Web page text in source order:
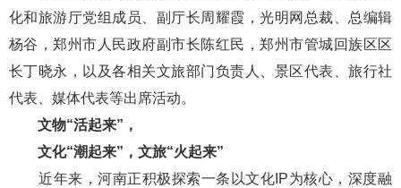
化和旅游厅党组成员、副厅长周耀霞，光明网总裁、总编辑
杨谷，郑州市人民政府副市长陈红民，郑州市管城回族区区
长丁晓永，以及各相关文旅部门负责人、景区代表、旅行社
代表、媒体代表等出席活动。
文物“活起来”，
文化“潮起来”，文旅“火起来”
近年来，河南正积极探索一条以文化IP为核心，深度融